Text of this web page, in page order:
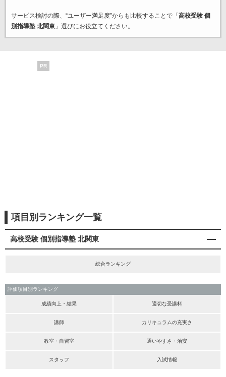
サービス検討の際、“ユーザー満足度”からも比較することで「 高校受験 個
別指導塾 北関東」選びにお役立てください。
PR
項目別ランキング一覧
高校受験 個別指導塾 北関東
総合ランキング
評価項目別ランキング
成績向上・結果 適切な受講料
講師 カリキュラムの充実さ
教室・自習室 通いやすさ・治安
スタッフ 入試情報